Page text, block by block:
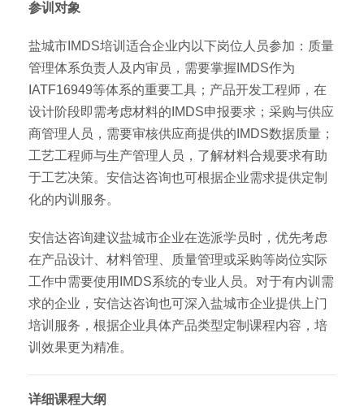
参训对象
盐城市IMDS培训适合企业内以下岗位人员参加：质量
管理体系负责人及内审员，需要掌握IMDS作为
IATF16949等体系的重要工具；产品开发工程师，在
设计阶段即需考虑材料的IMDS申报要求；采购与供应
商管理人员，需要审核供应商提供的IMDS数据质量；
工艺工程师与生产管理人员，了解材料合规要求有助
于工艺决策。安信达咨询也可根据企业需求提供定制
化的内训服务。
安信达咨询建议盐城市企业在选派学员时，优先考虑
在产品设计、材料管理、质量管理或采购等岗位实际
工作中需要使用IMDS系统的专业人员。对于有内训需
求的企业，安信达咨询也可深入盐城市企业提供上门
培训服务，根据企业具体产品类型定制课程内容，培
训效果更为精准。
详细课程大纲